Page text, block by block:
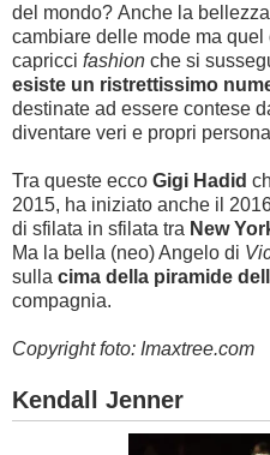
del mondo? Anche la
cambiare delle mode ma
capricci fashion che si
esiste un ristrettissimo
destinate ad essere contese
diventare veri e propri
Tra queste ecco Gigi Hadid
2015, ha iniziato anche il
di sfilata in sfilata tra New
Ma la bella (neo) Angelo di
sulla cima della piramide
compagnia.
Copyright foto: Imaxtree.com
Kendall Jenner